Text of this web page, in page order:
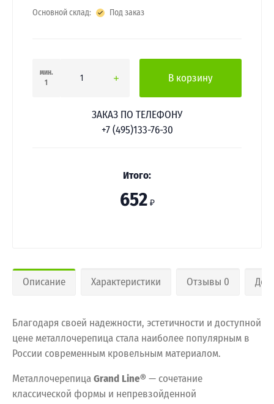
Основной склад: Под заказ
мин.
1
В корзину
ЗАКАЗ ПО ТЕЛЕФОНУ
+7 (495)133-76-30
Итого:
652 ₽
Описание Характеристики Отзывы 0
Благодаря своей надежности, эстетичности и доступной
цене металлочерепица стала наиболее популярным в
России современным кровельным материалом.
МеталлочерепицаGrand Line® — сочетание
классической формы и непревзойденной